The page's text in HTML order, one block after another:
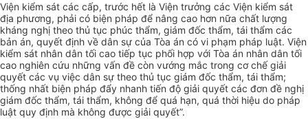
Viện kiểm sát các cấp, trước hết là Viện trưởng các Viện kiểm sát
địa phương, phải có biện pháp để nâng cao hơn nữa chất lượng
kháng nghị theo thủ tục phúc thẩm, giám đốc thẩm, tái thẩm các
bản án, quyết định về dân sự của Tòa án có vi phạm pháp luật. Viện
kiểm sát nhân dân tối cao tiếp tục phối hợp với Tòa án nhân dân tối
cao nghiên cứu những vấn đề còn vướng mắc trong cơ chế giải
quyết các vụ việc dân sự theo thủ tục giám đốc thẩm, tái thẩm;
thống nhất biện pháp đẩy nhanh tiến độ giải quyết các đơn đề nghị
giám đốc thẩm, tái thẩm, không để quá hạn, quá thời hiệu do pháp
luật quy định mà không được giải quyết”.